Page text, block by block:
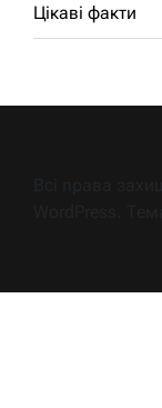
Цікаві факти